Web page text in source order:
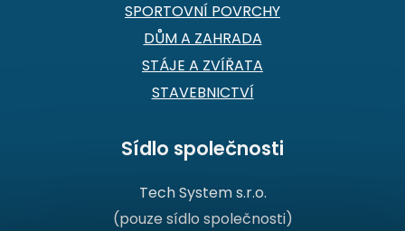
SPORTOVNÍ POVRCHY
DŮM A ZAHRADA
STÁJE A ZVÍŘATA
STAVEBNICTVÍ
Sídlo společnosti
Tech System s.r.o.
(pouze sídlo společnosti)